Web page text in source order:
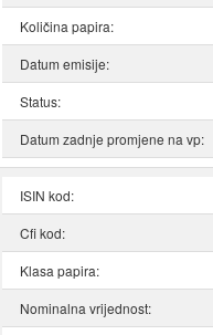
Količina papira:
Datum emisije:
Status:
Datum zadnje promjene na vp:
ISIN kod:
Cfi kod:
Klasa papira:
Nominalna vrijednost: